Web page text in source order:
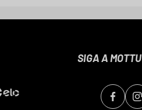
SIGA A MOTTU